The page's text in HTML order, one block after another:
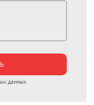
данных